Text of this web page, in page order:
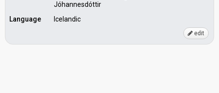
Jóhannesdóttir
Language
Icelandic
edit